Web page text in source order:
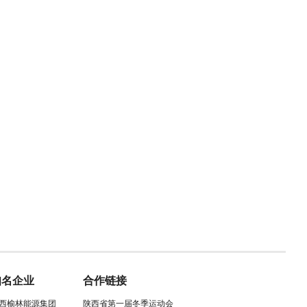
企业
榆林能源集团
合作链接
陕西省第一届冬季运动会